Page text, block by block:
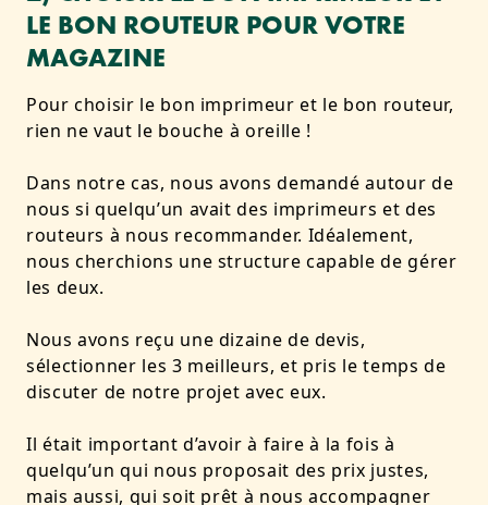
LE BON ROUTEUR POUR VOTRE
MAGAZINE
Pour choisir le bon imprimeur et le bon routeur,
rien ne vaut le bouche à oreille !
Dans notre cas, nous avons demandé autour de
nous si quelqu’un avait des imprimeurs et des
routeurs à nous recommander. Idéalement,
nous cherchions une structure capable de gérer
les deux.
Nous avons reçu une dizaine de devis,
sélectionner les 3 meilleurs, et pris le temps de
discuter de notre projet avec eux.
Il était important d’avoir à faire à la fois à
quelqu’un qui nous proposait des prix justes,
mais aussi, qui soit prêt à nous accompagner